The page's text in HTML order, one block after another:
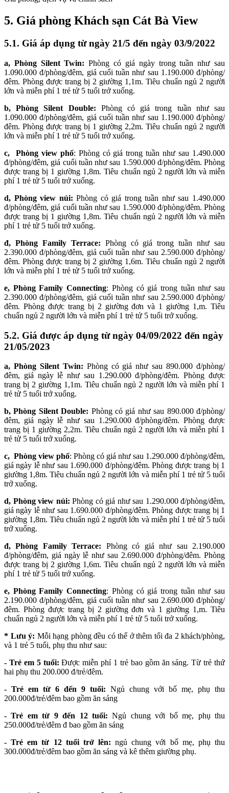
5. Giá phòng Khách sạn Cát Bà View
5.1. Giá áp dụng từ ngày 21/5 đến ngày 03/9/2022
a, Phòng Silent Twin: Phòng có giá ngày trong tuần như sau
1.090.000 đ/phòng/đêm, giá cuối tuần như sau 1.190.000 đ/phòng/
đêm. Phòng được trang bị 2 giường 1,1m. Tiêu chuẩn ngủ 2 người
lớn và miễn phí 1 trẻ tử 5 tuổi trở xuống.
b, Phòng Silent Double: Phòng có giá trong tuần như sau
1.090.000 đ/phòng/đêm, giá cuối tuần như sau 1.190.000 đ/phòng/
đêm. Phòng được trang bị 1 giường 2,2m. Tiêu chuẩn ngủ 2 người
lớn và miễn phí 1 trẻ tử 5 tuổi trở xuống.
c, Phòng view phố: Phòng có giá trong tuần như sau 1.490.000
đ/phòng/đêm, giá cuối tuần như sau 1.590.000 đ/phòng/đêm. Phòng
được trang bị 1 giường 1,8m. Tiêu chuẩn ngủ 2 người lớn và miễn
phí 1 trẻ tử 5 tuổi trở xuống.
d, Phòng view núi:Phòng có giá trong tuần như sau 1.490.000
đ/phòng/đêm, giá cuối tuần như sau 1.590.000 đ/phòng/đêm. Phòng
được trang bị 1 giường 1,8m. Tiêu chuẩn ngủ 2 người lớn và miễn
phí 1 trẻ tử 5 tuổi trở xuống.
đ, Phòng Family Terrace: Phòng có giá trong tuần như sau
2.390.000 đ/phòng/đêm, giá cuối tuần như sau 2.590.000 đ/phòng/
đêm. Phòng được trang bị 2 giường 1,6m. Tiêu chuẩn ngủ 2 người
lớn và miễn phí 1 trẻ tử 5 tuổi trở xuống.
e, Phòng Family Connecting: Phòng có giá trong tuần như sau
2.390.000 đ/phòng/đêm, giá cuối tuần như sau 2.590.000 đ/phòng/
đêm. Phòng được trang bị 2 giường đơn và 1 giường 1,m. Tiêu
chuẩn ngủ 2 người lớn và miễn phí 1 trẻ tử 5 tuổi trở xuống.
5.2. Giá được áp dụng từ ngày 04/09/2022 đến ngày
21/05/2023
a, Phòng Silent Twin: Phòng có giá như sau 890.000 đ/phòng/
đêm, giá ngày lễ như sau 1.290.000 đ/phòng/đêm. Phòng được
trang bị 2 giường 1,1m. Tiêu chuẩn ngủ 2 người lớn và miễn phí 1
trẻ tử 5 tuổi trở xuống.
b, Phòng Silent Double: Phòng có giá như sau 890.000 đ/phòng/
đêm, giá ngày lễ như sau 1.290.000 đ/phòng/đêm. Phòng được
trang bị 1 giường 2,2m. Tiêu chuẩn ngủ 2 người lớn và miễn phí 1
trẻ tử 5 tuổi trở xuống.
c, Phòng view phố: Phòng có giá như sau 1.290.000 đ/phòng/đêm,
giá ngày lễ như sau 1.690.000 đ/phòng/đêm. Phòng được trang bị 1
giường 1,8m. Tiêu chuẩn ngủ 2 người lớn và miễn phí 1 trẻ tử 5 tuổi
trở xuống.
d, Phòng view núi: Phòng có giá như sau 1.290.000 đ/phòng/đêm,
giá ngày lễ như sau 1.690.000 đ/phòng/đêm. Phòng được trang bị 1
giường 1,8m. Tiêu chuẩn ngủ 2 người lớn và miễn phí 1 trẻ tử 5 tuổi
trở xuống.
đ, Phòng Family Terrace: Phòng có giá như sau 2.190.000
đ/phòng/đêm, giá ngày lễ như sau 2.690.000 đ/phòng/đêm. Phòng
được trang bị 2 giường 1,6m. Tiêu chuẩn ngủ 2 người lớn và miễn
phí 1 trẻ tử 5 tuổi trở xuống.
e, Phòng Family Connecting: Phòng có giá trong tuần như sau
2.190.000 đ/phòng/đêm, giá cuối tuần như sau 2.690.000 đ/phòng/
đêm. Phòng được trang bị 2 giường đơn và 1 giường 1,m. Tiêu
chuẩn ngủ 2 người lớn và miễn phí 1 trẻ tử 5 tuổi trở xuống.
* Lưu ý: Mỗi hạng phòng đều có thể ở thêm tối đa 2 khách/phòng,
và 1 trẻ 5 tuổi, phụ thu như sau:
- Trẻ em 5tuổi: Được miễn phí 1 trẻ bao gồm ăn sáng. Từ trẻ thứ
hai phụ thu 200.000 đ/trẻ/đêm.
- Trẻ em từ 6 đến 9 tuổi: Ngủ chung với bố mẹ, phụ thu
200.000đ/trẻ/đêm bao gồm ăn sáng
- Trẻ em từ 9 đến 12 tuổi: Ngủ chung với bố mẹ, phụ thu
250.000đ/trẻ/đêm đ bao gồm ăn sáng
- Trẻ em từ 12 tuổi trở lên:ngủ chung với bố mẹ, phụ thu
300.000đ/trẻ/đêm bao gồm ăn sáng và kê thêm giường phụ.